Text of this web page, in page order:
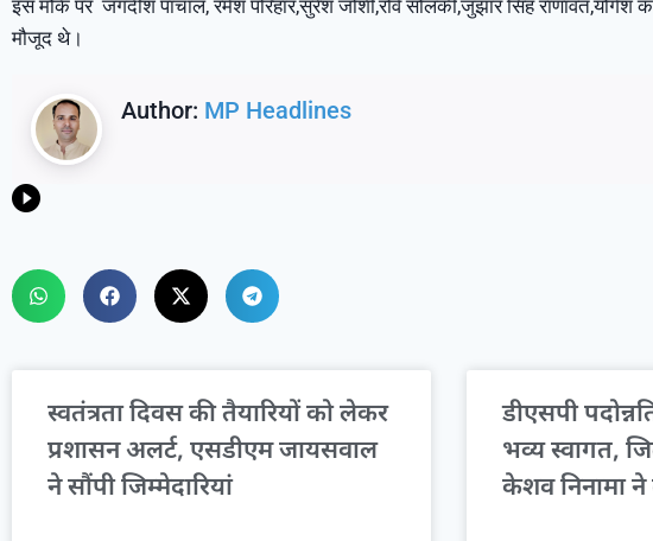
इस मौके पर जगदीश पांचाल, रमेश परिहार,सुरेश जोशी,रवि सोलंकी,जुझार सिंह
मौजूद थे।
Author: MP Headlines
स्वतंत्रता दिवस की तैयारियों को लेकर
प्रशासन अलर्ट, एसडीएम जायसवाल
ने सौंपी जिम्मेदारियां
डीएसपी
भव्य स्वागत,
केशव निनामा